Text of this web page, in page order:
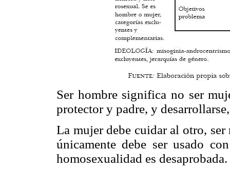
Ser hombre significa no ser
protector y padre, y
La mujer debe cuidar al otro, ser
únicamente debe ser usado
homosexualidad es desaprobada.